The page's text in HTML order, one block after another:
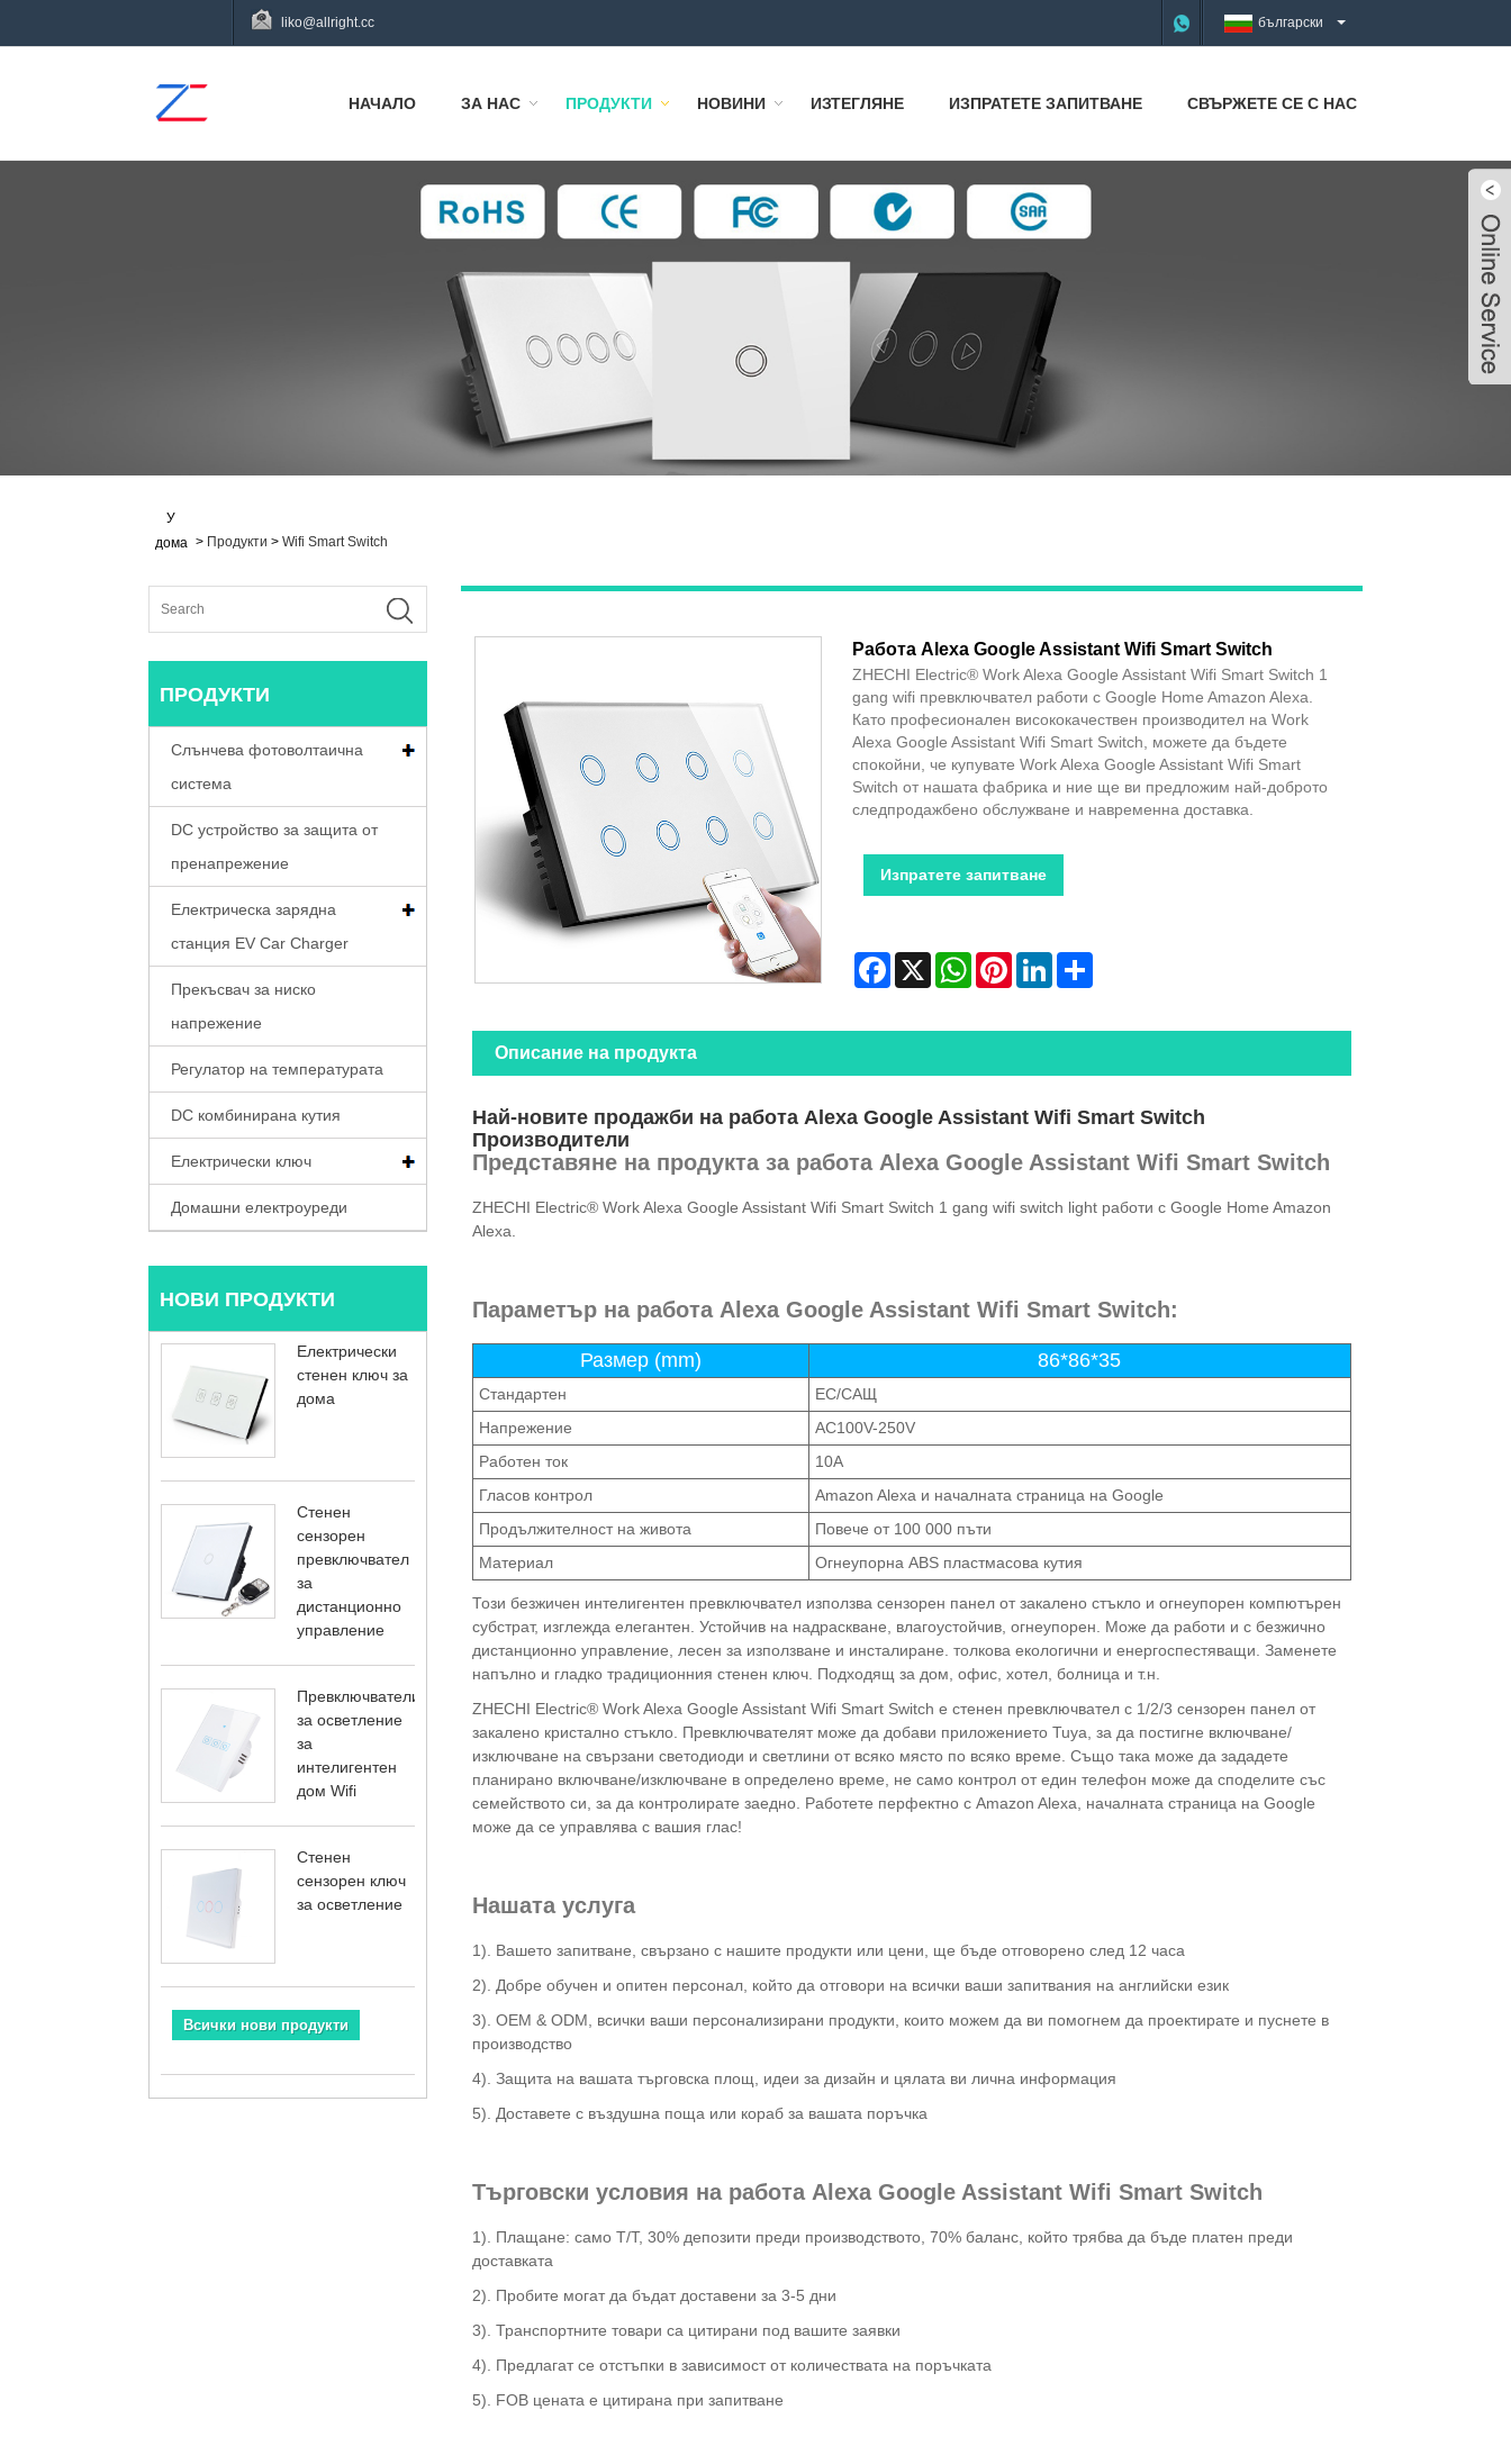
liko@allright.cc български
НАЧАЛО ЗА НАС ПРОДУКТИ НОВИНИ ИЗТЕГЛЯНЕ ИЗПРАТЕТЕ ЗАПИТВАНЕ СВЪРЖЕТЕ СЕ С НАС
У
дома > Продукти > Wifi Smart Switch
ПРОДУКТИ
Слънчева фотоволтаична
система
DC устройство за защита от
пренапрежение
Електрическа зарядна
станция EV Car Charger
Прекъсвач за ниско
напрежение
Регулатор на температурата
DC комбинирана кутия
Електрически ключ
Домашни електроуреди
НОВИ ПРОДУКТИ
Електрически
стенен ключ за
дома
Стенен
сензорен
превключвател
за
дистанционно
управление
Превключватели
за осветление
за
интелигентен
дом Wifi
Стенен
сензорен ключ
за осветление
Всички нови продукти
Работа Alexa Google Assistant Wifi Smart Switch
ZHECHI Electric® Work Alexa Google Assistant Wifi Smart Switch 1
gang wifi превключвател работи с Google Home Amazon Alexa.
Като професионален висококачествен производител на Work
Alexa Google Assistant Wifi Smart Switch, можете да бъдете
спокойни, че купувате Work Alexa Google Assistant Wifi Smart
Switch от нашата фабрика и ние ще ви предложим най-доброто
следпродажбено обслужване и навременна доставка.
Изпратете запитване
Facebook
X WhatsAppPinterestLinkedInShare
Описание на продукта
Най-новите продажби на работа Alexa Google Assistant Wifi Smart Switch
Производители
Представяне на продукта за работа Alexa Google Assistant Wifi Smart Switch
ZHECHI Electric® Work Alexa Google Assistant Wifi Smart Switch 1 gang wifi switch light работи с Google Home Amazon
Alexa.
Параметър на работа Alexa Google Assistant Wifi Smart Switch:
Размер (mm) 86*86*35
Стандартен
ЕС/САЩ
Напрежение
AC100V-250V
Работен ток
10А
Гласов контрол
Amazon Alexa и началната страница на Google
Продължителност на живота
Повече от 100 000 пъти
Материал
Огнеупорна ABS пластмасова кутия
Този безжичен интелигентен превключвател използва сензорен панел от закалено стъкло и огнеупорен компютърен
субстрат, изглежда елегантен. Устойчив на надраскване, влагоустойчив, огнеупорен. Може да работи и с безжично
дистанционно управление, лесен за използване и инсталиране. толкова екологични и енергоспестяващи. Заменете
напълно и гладко традиционния стенен ключ. Подходящ за дом, офис, хотел, болница и т.н.
ZHECHI Electric® Work Alexa Google Assistant Wifi Smart Switch е стенен превключвател с 1/2/3 сензорен панел от
закалено кристално стъкло. Превключвателят може да добави приложението Tuya, за да постигне включване/
изключване на свързани светодиоди и светлини от всяко място по всяко време. Също така може да зададете
планирано включване/изключване в определено време, не само контрол от един телефон може да споделите със
семейството си, за да контролирате заедно. Работете перфектно с Amazon Alexa, началната страница на Google
може да се управлява с вашия глас!
Нашата услуга
1). Вашето запитване, свързано с нашите продукти или цени, ще бъде отговорено след 12 часа
2). Добре обучен и опитен персонал, който да отговори на всички ваши запитвания на английски език
3). OEM & ODM, всички ваши персонализирани продукти, които можем да ви помогнем да проектирате и пуснете в
производство
4). Защита на вашата търговска площ, идеи за дизайн и цялата ви лична информация
5). Доставете с въздушна поща или кораб за вашата поръчка
Търговски условия на работа Alexa Google Assistant Wifi Smart Switch
1). Плащане: само T/T, 30% депозити преди производството, 70% баланс, който трябва да бъде платен преди
доставката
2). Пробите могат да бъдат доставени за 3-5 дни
3). Транспортните товари са цитирани под вашите заявки
4). Предлагат се отстъпки в зависимост от количествата на поръчката
5). FOB цената е цитирана при запитване